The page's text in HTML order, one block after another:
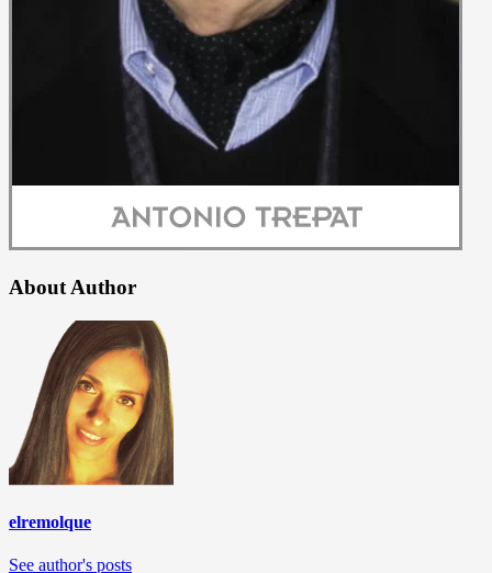
About Author
elremolque
See author's posts